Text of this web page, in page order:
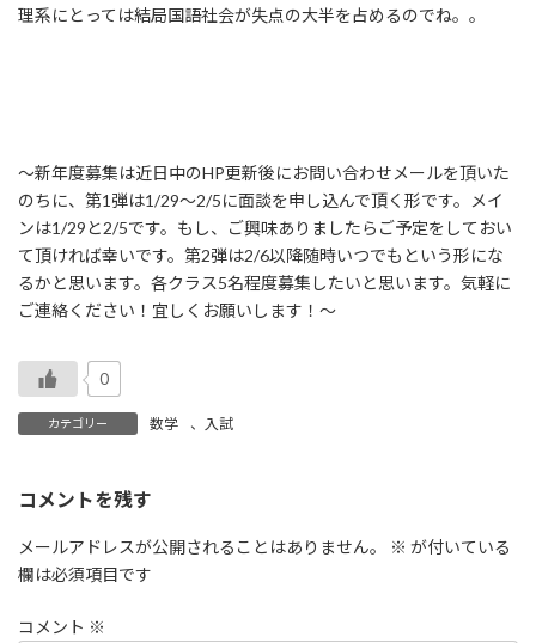
理系にとっては結局国語社会が失点の大半を占めるのでね。。
～新年度募集は近日中のHP更新後にお問い合わせメールを頂いた
のちに、第1弾は1/29～2/5に面談を申し込んで頂く形です。メイ
ンは1/29と2/5です。もし、ご興味ありましたらご予定をしておい
て頂ければ幸いです。第2弾は2/6以降随時いつでもという形にな
るかと思います。各クラス5名程度募集したいと思います。気軽に
ご連絡ください！宜しくお願いします！～
0
カテゴリー 数学 、 入試
コメントを残す
メールアドレスが公開されることはありません。 ※ が付いている
欄は必須項目です
コメント ※